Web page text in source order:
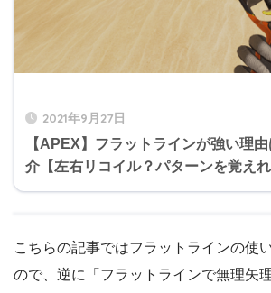
2021年9月27日
【APEX】フラットラインが強い理
介【左右リコイル？パターンを覚えれ
こちらの記事ではフラットラインの使
ので、逆に「フラットラインで無理矢